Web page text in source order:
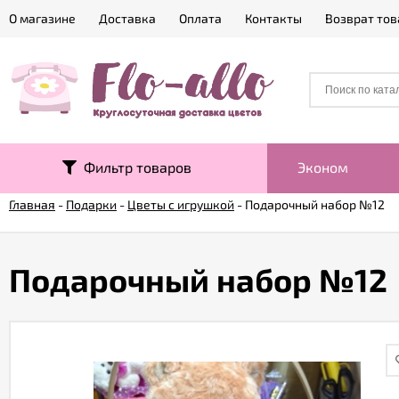
О магазине Доставка Оплата Контакты Возврат
Фильтр товаров Эконом
Главная - Подарки - Цветы с игрушкой - Подарочный набор №12
Подарочный набор №12